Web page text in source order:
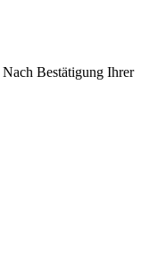
Nach Bestätigung Ihrer